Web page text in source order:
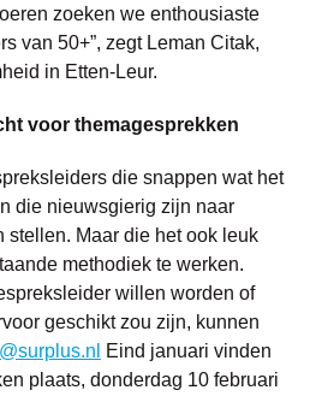
zoeken we enthousiaste
van 50+”, zegt Leman Citak,
in Etten-Leur.
voor themagesprekken
die snappen wat het
die nieuwsgierig zijn naar
stellen. Maar die het ook leuk
methodiek te werken.
willen worden of
geschikt zou zijn, kunnen
Eind januari vinden
plaats, donderdag 10 februari